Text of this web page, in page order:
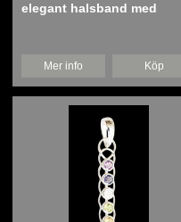
elegant halsband med
Mer info Köp